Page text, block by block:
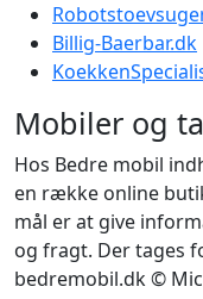
Billig-Baerbar.dk
Mobiler og
Hos Bedre mobil
en række online
mål er at give
og fragt. Der tages
bedremobil.dk ©